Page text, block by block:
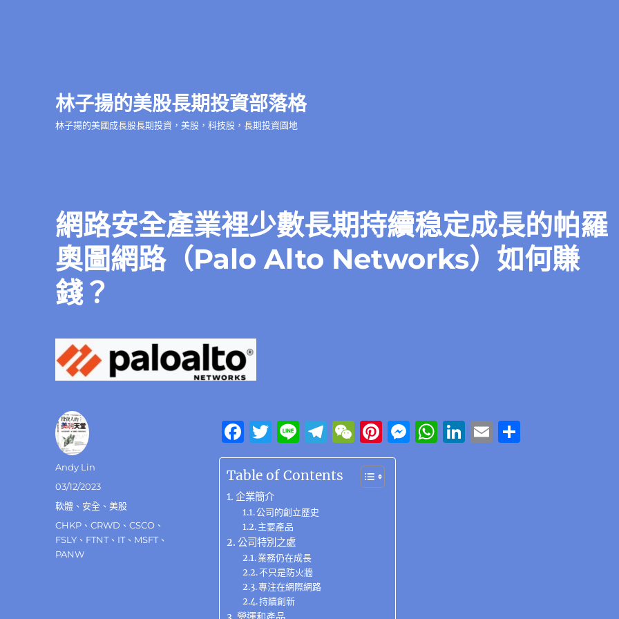
林子揚的美股長期投資部落格
林子揚的美國成長股長期投資，美股，科技股，長期投資園地
網路安全產業裡少數長期持續稳定成長的帕羅
奧圖網路（Palo Alto Networks）如何賺
錢？
F
a
c
e
b
o
o
k
T
w
it
te
r
Li
n
e
T
el
e
W
e
C
Pi
n
te
M W Li E 分
Table of Contents
企業簡介
公司的創立歷史
主要產品
公司特別之處
業務仍在成長
不只是防火牆
專注在網際網路
持續創新
作
Andy Lin
發
佈
期:
03/12/2023
分
軟體 、 安全 、美股
標
籤
CHKP 、CRWD 、CSCO 、
FSLY 、 FTNT、 IT、 MSFT、
PANW